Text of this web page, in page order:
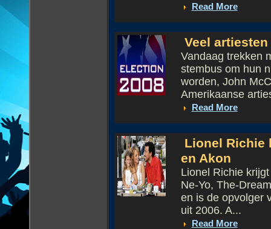
Read More
Veel
Vandaag trekken
stembus om hun
worden, John
Amerikaanse
Read More
Lionel Richie
en Akon
Lionel Richie
Ne-Yo, The-
en is de opvolger
uit 2006. A...
Read More